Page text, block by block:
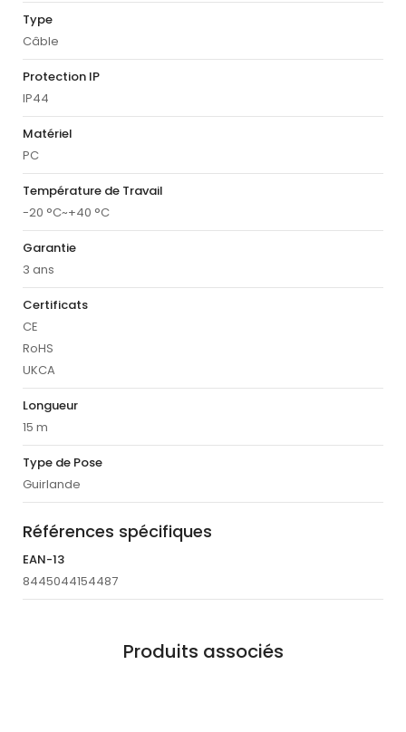
Type
Câble
Protection IP
IP44
Matériel
PC
Température de Travail
-20 °C~+40 °C
Garantie
3 ans
Certificats
CE
RoHS
UKCA
Longueur
15 m
Type de Pose
Guirlande
Références spécifiques
EAN-13
8445044154487
Produits associés